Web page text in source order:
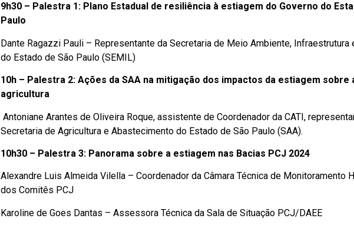
9h30 – Palestra 1: Plano Estadual de resiliência à estiagem do Governo do
Paulo
Dante Ragazzi Pauli – Representante da Secretaria de Meio Ambiente, Infraestrutura
do Estado de São Paulo (SEMIL)
10h – Palestra 2: Ações da SAA na mitigação dos impactos da estiagem sobre
agricultura
Antoniane Arantes de Oliveira Roque, assistente de Coordenador da CATI,
Secretaria de Agricultura e Abastecimento do Estado de São Paulo (SAA).
10h30 – Palestra 3: Panorama sobre a estiagem nas Bacias PCJ 2024
Alexandre Luis Almeida Vilella – Coordenador da Câmara Técnica de Monitoramento
dos Comitês PCJ
Karoline de Goes Dantas – Assessora Técnica da Sala de Situação PCJ/DAEE